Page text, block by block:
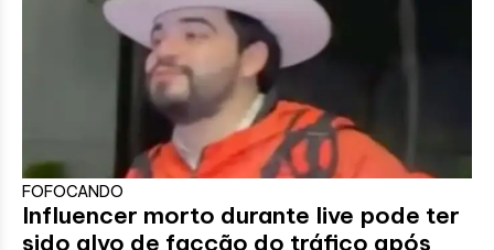
FOFOCANDO
Influencer morto durante live pode ter
sido alvo de facção do tráfico após